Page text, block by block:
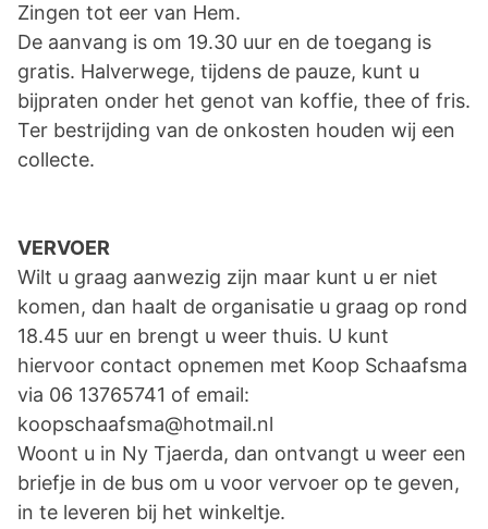
Zingen tot eer van Hem.
De aanvang is om 19.30 uur en de toegang is
gratis. Halverwege, tijdens de pauze, kunt u
bijpraten onder het genot van koffie, thee of fris.
Ter bestrijding van de onkosten houden wij een
collecte.
VERVOER
Wilt u graag aanwezig zijn maar kunt u er niet
komen, dan haalt de organisatie u graag op rond
18.45 uur en brengt u weer thuis. U kunt
hiervoor contact opnemen met Koop Schaafsma
via 06 13765741 of email:
koopschaafsma@hotmail.nl
Woont u in Ny Tjaerda, dan ontvangt u weer een
briefje in de bus om u voor vervoer op te geven,
in te leveren bij het winkeltje.